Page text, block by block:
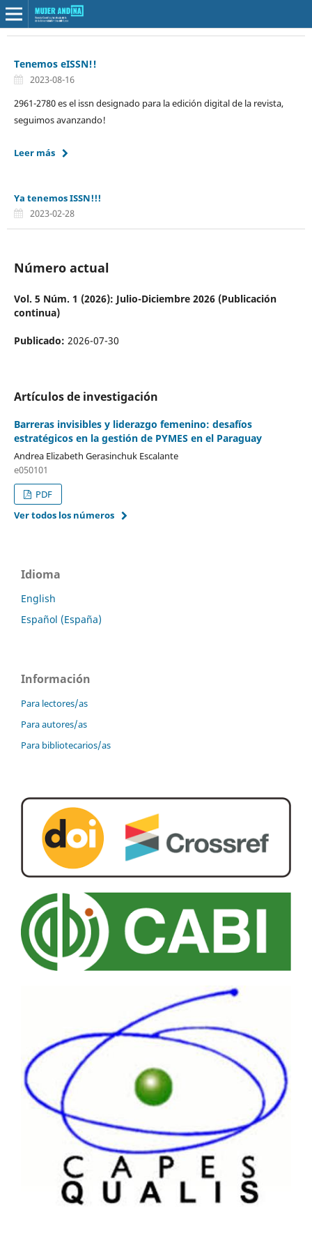
Tenemos eISSN!!
2023-08-16
2961-2780 es el issn designado para la edición digital de la revista,
seguimos avanzando!
Leer más
Ya tenemos ISSN!!!
2023-02-28
Número actual
Vol. 5 Núm. 1 (2026): Julio-Diciembre 2026 (Publicación
continua)
Publicado: 2026-07-30
Artículos de investigación
Barreras invisibles y liderazgo femenino: desafíos
estratégicos en la gestión de PYMES en el Paraguay
Andrea Elizabeth Gerasinchuk Escalante
e050101
PDF
Ver todos los números
Idioma
English
Español (España)
Información
Para lectores/as
Para autores/as
Para bibliotecarios/as